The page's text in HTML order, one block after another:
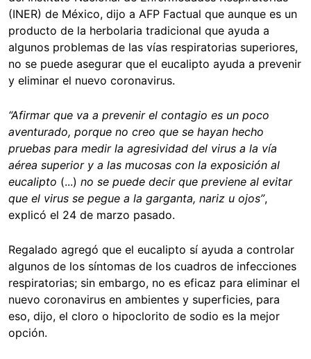
(INER) de México, dijo a AFP Factual que aunque es un
producto de la herbolaria tradicional que ayuda a
algunos problemas de las vías respiratorias superiores,
no se puede asegurar que el eucalipto ayuda a prevenir
y eliminar el nuevo coronavirus.
“Afirmar que va a prevenir el contagio es un poco
aventurado, porque no creo que se hayan hecho
pruebas para medir la agresividad del virus a la vía
aérea superior y a las mucosas con la exposición al
eucalipto (...) no se puede decir que previene al evitar
que el virus se pegue a la garganta, nariz u ojos”,
explicó el 24 de marzo pasado.
Regalado agregó que el eucalipto sí ayuda a controlar
algunos de los síntomas de los cuadros de infecciones
respiratorias; sin embargo, no es eficaz para eliminar el
nuevo coronavirus en ambientes y superficies, para
eso, dijo, el cloro o hipoclorito de sodio es la mejor
opción.